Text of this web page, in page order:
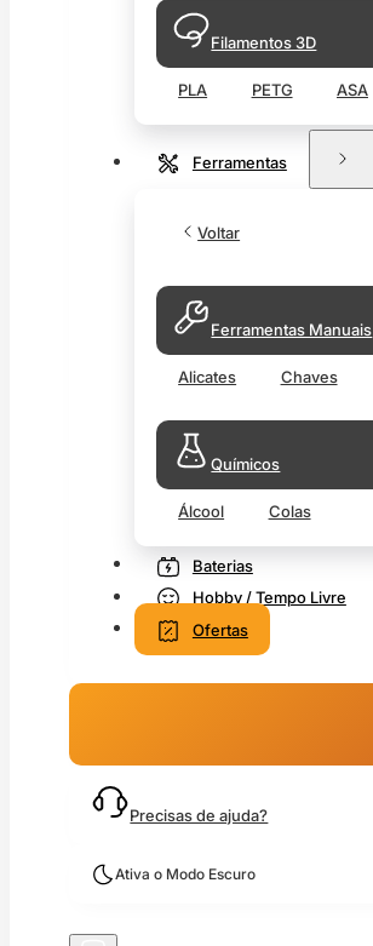
Filamentos 3D
PLA PETG ASA
Ferramentas
Voltar
Ferramentas Manuais
Alicates Chaves
Químicos
Álcool Colas
Baterias
Hobby / Tempo Livre
Ofertas
Precisas de ajuda?
Ativa o Modo Escuro